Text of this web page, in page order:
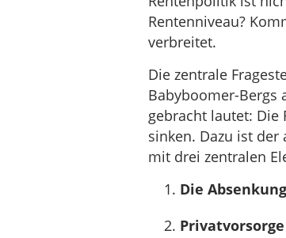
Rentenniveau?
verbreitet.
Die zentrale
Babyboomer-Bergs
gebracht lautet: Die
sinken. Dazu ist der
mit drei zentralen
Die